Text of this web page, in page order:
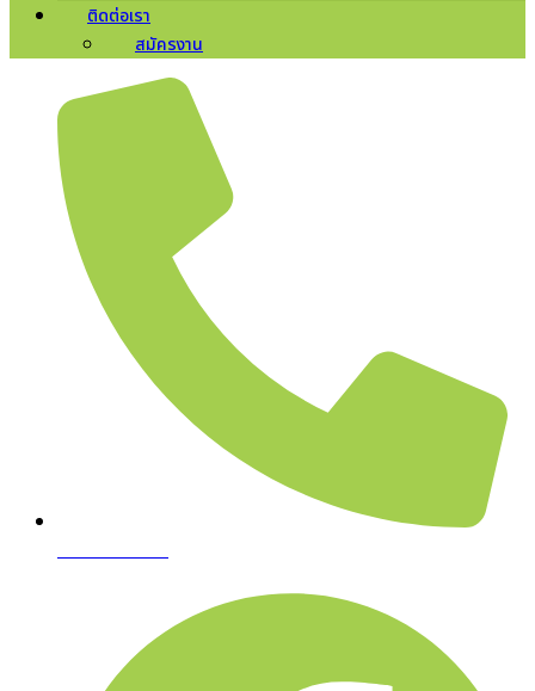
ติดต่อเรา
สมัครงาน
02-361-6612